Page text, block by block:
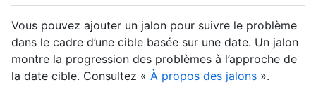
Vous pouvez ajouter un jalon pour suivre le problème
dans le cadre d’une cible basée sur une date. Un jalon
montre la progression des problèmes à l’approche de
la date cible. Consultez « À propos des jalons ».